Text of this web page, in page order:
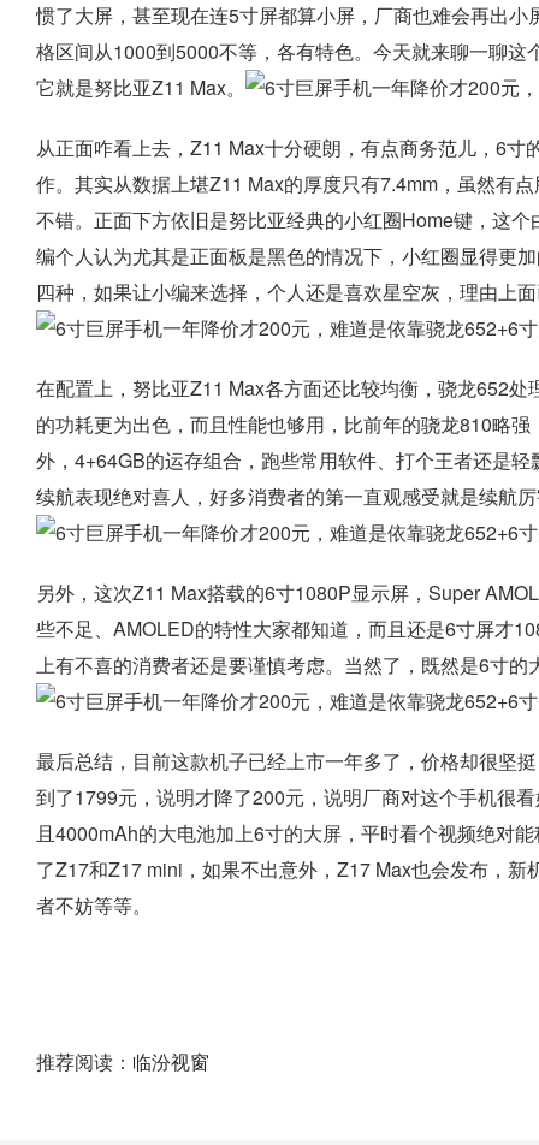
惯了大屏，甚至现在连5寸屏都算小屏，厂商也难会再出
格区间从1000到5000不等，各有特色。今天就来聊一聊
它就是努比亚Z11 Max。
从正面咋看上去，Z11 Max十分硬朗，有点商务范儿，6
作。其实从数据上堪Z11 Max的厚度只有7.4mm，虽然有
不错。正面下方依旧是努比亚经典的小红圈Home键，这
编个人认为尤其是正面板是黑色的情况下，小红圈显得更
四种，如果让小编来选择，个人还是喜欢星空灰，理由上
在配置上，努比亚Z11 Max各方面还比较均衡，骁龙652
的功耗更为出色，而且性能也够用，比前年的骁龙810略
外，4+64GB的运存组合，跑些常用软件、打个王者还是
续航表现绝对喜人，好多消费者的第一直观感受就是续航
另外，这次Z11 Max搭载的6寸1080P显示屏，Super
些不足、AMOLED的特性大家都知道，而且还是6寸屏才
上有不喜的消费者还是要谨慎考虑。当然了，既然是6寸
最后总结，目前这款机子已经上市一年多了，价格却很坚
到了1799元，说明才降了200元，说明厂商对这个手机很
且4000mAh的大电池加上6寸的大屏，平时看个视频绝对
了Z17和Z17 mini，如果不出意外，Z17 Max也会发布，
者不妨等等。
推荐阅读： 临汾视窗